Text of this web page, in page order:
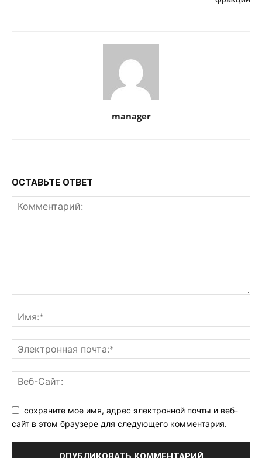
manager
ОСТАВЬТЕ ОТВЕТ
сохраните мое имя, адрес электронной почты и веб-
сайт в этом браузере для следующего комментария.